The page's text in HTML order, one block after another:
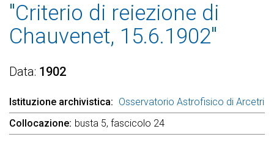
"Criterio di reiezione di
Chauvenet, 15.6.1902"
Data 1902
Istituzione archivistica
Osservatorio Astrofisico di Arcetri
Collocazione busta 5, fascicolo 24